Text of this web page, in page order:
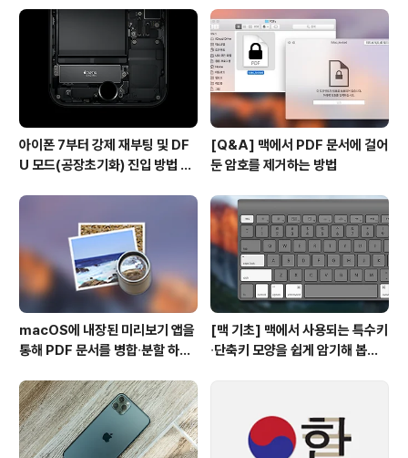
아이폰 7부터 강제 재부팅 및 DF
U 모드(공장초기화) 진입 방법 변
[Q&A] 맥에서 PDF 문서에 걸어
둔 암호를 제거하는 방법
macOS에 내장된 미리보기 앱을
통해 PDF 문서를 병합∙분할 하는
[맥 기초] 맥에서 사용되는 특수키
∙단축키 모양을 쉽게 암기해 봅시